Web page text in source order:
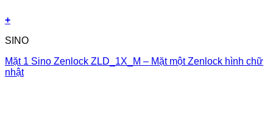
+
SINO
Mặt 1 Sino Zenlock ZLD_1X_M – Mặt một Zenlock hình chữ
nhật